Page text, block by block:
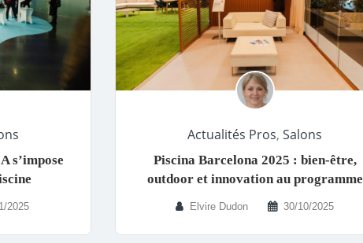
s’impose
2025
Actualités Pros, Salons
Piscina Barcelona 2025 : bien-être,
outdoor et innovation au programme
Elvire Dudon 30/10/2025